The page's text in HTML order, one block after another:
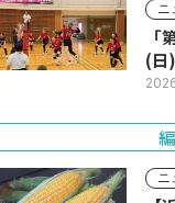
ニ
(日
ニ